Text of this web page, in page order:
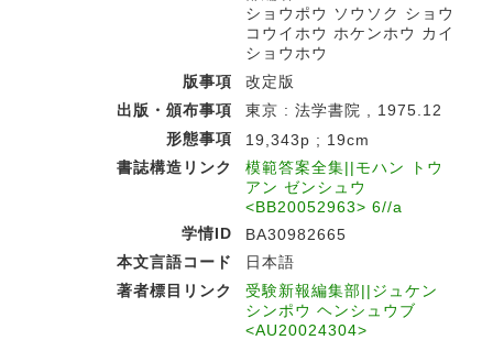
ショウポウ ソウソク ショウ
コウイホウ ホケンホウ カイ
ショウホウ
版事項
改定版
出版・頒布事項
東京 : 法学書院 , 1975.12
形態事項
19,343p ; 19cm
書誌構造リンク
模範答案全集||モハン トウ
アン ゼンシュウ
<BB20052963> 6//a
学情ID
BA30982665
本文言語コード
日本語
著者標目リンク
受験新報編集部||ジュケン
シンポウ ヘンシュウブ
<AU20024304>